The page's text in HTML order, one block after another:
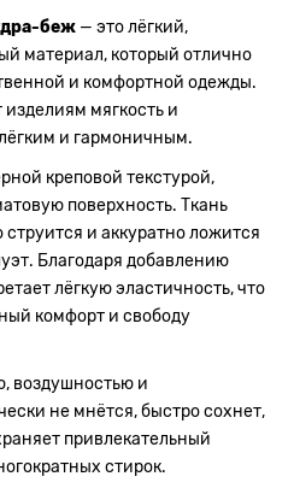
беж — это лёгкий,
материал, который отлично
и комфортной одежды.
мягкость и
и гармоничным.
креповой текстурой,
поверхность. Ткань
струится и аккуратно ложится
Благодаря добавлению
лёгкую эластичность, что
комфорт и свободу
воздушностью и
не мнётся, быстро сохнет,
привлекательный
стирок.